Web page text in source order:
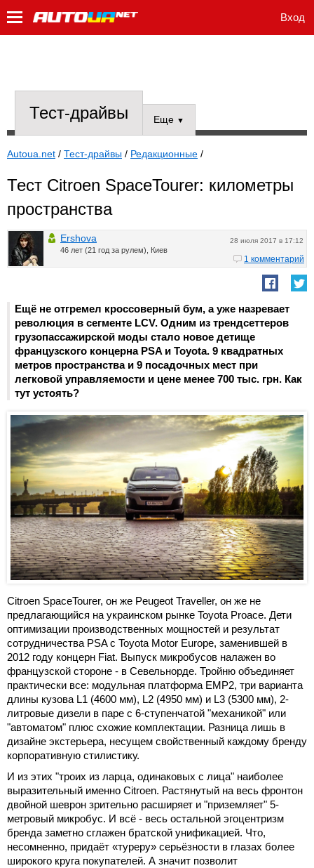
Вход
Тест-драйвы Еще ▼
Autoua.net / Тест-драйвы / Редакционные /
Тест Citroen SpaceTourer: километры
пространства
28 июля 2017 в 17:12
Ershova
46 лет (21 год за рулем), Киев
1 комментарий
Ещё не отгремел кроссоверный бум, а уже назревает
революция в сегменте LCV. Одним из трендсеттеров
грузопассажирской моды стало новое детище
французского концерна PSA и Toyota. 9 квадратных
метров пространства и 9 посадочных мест при
легковой управляемости и цене менее 700 тыс. грн. Как
тут устоять?
Citroen SpaceTourer, он же Peugeot Traveller, он же не
предлагающийся на украинском рынке Toyota Proace. Дети
оптимизации производственных мощностей и результат
сотрудничества PSA с Toyota Motor Europe, заменившей в
2012 году концерн Fiat. Выпуск микробусов налажен во
французской стороне - в Севельнорде. Тройню объединяет
практически все: модульная платформа EMP2, три варианта
длины кузова L1 (4600 мм), L2 (4950 мм) и L3 (5300 мм), 2-
литровые дизели в паре с 6-ступенчатой "механикой" или
"автоматом" плюс схожие комплектации. Разница лишь в
дизайне экстерьера, несущем свойственный каждому бренду
корпоративную стилистику.
И из этих "троих из ларца, одинаковых с лица" наиболее
выразительный именно Citroen. Растянутый на весь фронтон
двойной шеврон зрительно расширяет и "приземляет" 5-
метровый микробус. И всё - весь остальной эгоцентризм
бренда заметно сглажен братской унификацией. Что,
несомненно, придаёт «туреру» серьёзности в глазах более
широкого круга покупателей. А значит позволит